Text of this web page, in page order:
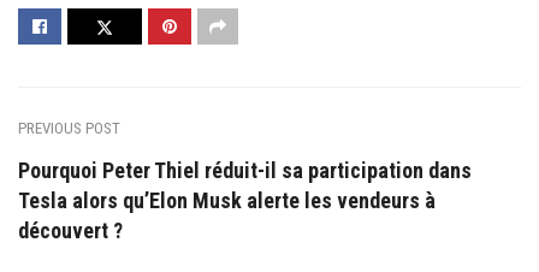
PREVIOUS POST
Pourquoi Peter Thiel réduit-il sa participation dans
Tesla alors qu’Elon Musk alerte les vendeurs à
découvert ?